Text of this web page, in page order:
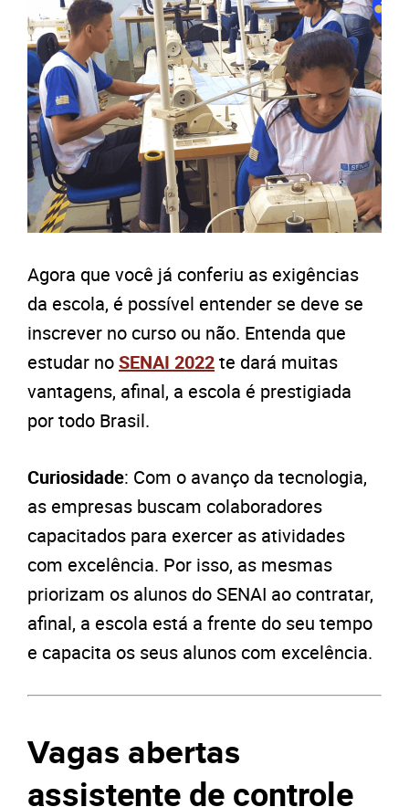
Agora que você já conferiu as exigências
da escola, é possível entender se deve se
inscrever no curso ou não. Entenda que
estudar noSENAI 2022te dará muitas
vantagens, afinal, a escola é prestigiada
por todo Brasil.
Curiosidade: Com o avanço da tecnologia,
as empresas buscam colaboradores
capacitados para exercer as atividades
com excelência. Por isso, as mesmas
priorizam os alunos do SENAI ao contratar,
afinal, a escola está a frente do seu tempo
e capacita os seus alunos com excelência.
Vagas abertas
assistente de controle